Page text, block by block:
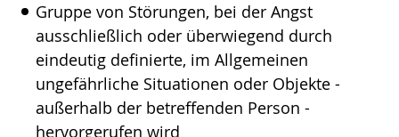
Gruppe von Störungen, bei der Angst
ausschließlich oder überwiegend durch
eindeutig definierte, im Allgemeinen
ungefährliche Situationen oder Objekte -
außerhalb der betreffenden Person -
hervorgerufen wird
Gebärdensprache
wird
angezeigt.